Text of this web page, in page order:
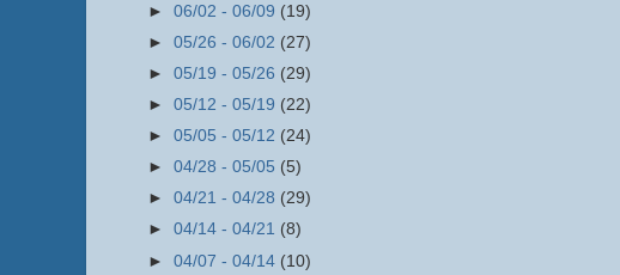
► 06/02 - 06/09 (19)
► 05/26 - 06/02 (27)
► 05/19 - 05/26 (29)
► 05/12 - 05/19 (22)
► 05/05 - 05/12 (24)
► 04/28 - 05/05 (5)
► 04/21 - 04/28 (29)
► 04/14 - 04/21 (8)
► 04/07 - 04/14 (10)